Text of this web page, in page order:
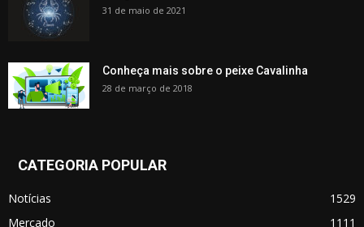
31 de maio de 2021
Conheça mais sobre o peixe Cavalinha
28 de março de 2018
CATEGORIA POPULAR
Notícias
1529
Mercado
1111